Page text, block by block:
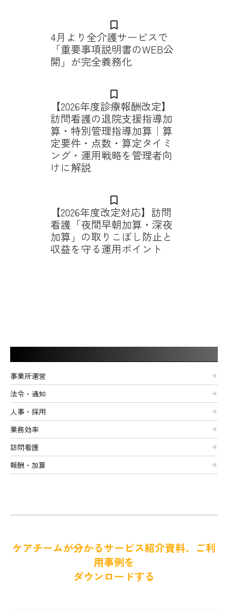
bookmark_border
4月より全介護サービスで
「重要事項説明書のWEB公
開」が完全義務化
bookmark_border
【2026年度診療報酬改定】
訪問看護の退院支援指導加
算・特別管理指導加算｜算
定要件・点数・算定タイミ
ング・運用戦略を管理者向
けに解説
bookmark_border
【2026年度改定対応】訪問
看護「夜間早朝加算・深夜
加算」の取りこぼし防止と
収益を守る運用ポイント
事業所運営 arrow_forward
法令・通知 arrow_forward
人事・採用 arrow_forward
業務効率 arrow_forward
訪問看護 arrow_forward
報酬・加算 arrow_forward
ケアチームが分かるサービス紹介資料、ご利
用事例を
ダウンロードする